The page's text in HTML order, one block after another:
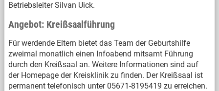
Betriebsleiter Silvan Uick.
Angebot: Kreißsaalführung
Für werdende Eltern bietet das Team der Geburtshilfe
zweimal monatlich einen Infoabend mitsamt Führung
durch den Kreißsaal an. Weitere Informationen sind auf
der Homepage der Kreisklinik zu finden. Der Kreißsaal ist
permanent telefonisch unter 05671-8195419 zu erreichen.